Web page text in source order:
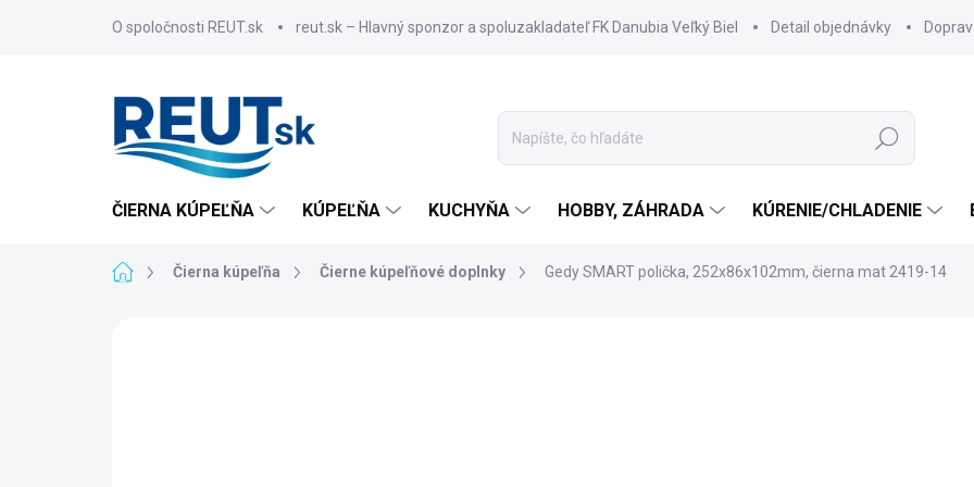
O spoločnosti REUT.sk reut.sk – Hlavný sponzor a spoluzakladateľ FK Danubia Veľký Biel Detail objednávky
Hľadať
ČIERNA KÚPEĽŇA KÚPEĽŇA KUCHYŇA HOBBY, ZÁHRADA KÚRENIE/CHLADENIE
DomovČierna kúpeľňa Čierne kúpeľňové doplnky Gedy SMART polička, 252x86x102mm, čierna mat 2419-14